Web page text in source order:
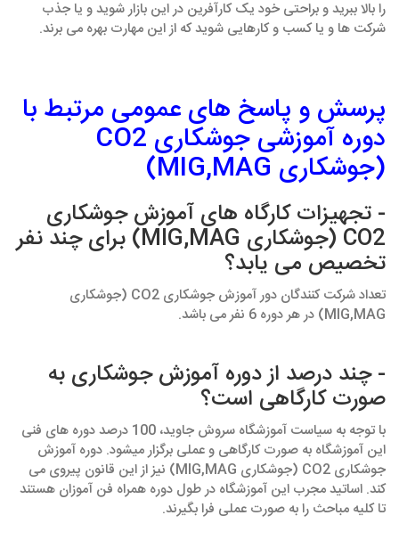
را بالا ببرید و براحتی خود یک کارآفرین در این بازار شوید و یا جذب
شرکت ها و یا کسب و کارهایی شوید که از این مهارت بهره می برند.
پرسش و پاسخ های عمومی مرتبط با
دوره آموزشی جوشکاری CO2
(جوشکاری MIG,MAG)
- تجهیزات کارگاه های آموزش جوشکاری
CO2 (جوشکاری MIG,MAG) برای چند نفر
تخصیص می یابد؟
تعداد شرکت کنندگان دور آموزش جوشکاری CO2 (جوشکاری
MIG,MAG) در هر دوره 6 نفر می باشد.
- چند درصد از دوره آموزش جوشکاری به
صورت کارگاهی است؟
با توجه به سیاست آموزشگاه سروش جاوید، 100 درصد دوره های فنی
این آموزشگاه به صورت کارگاهی و عملی برگزار میشود. دوره آموزش
جوشکاری CO2 (جوشکاری MIG,MAG) نیز از این قانون پیروی می
کند. اساتید مجرب این آموزشگاه در طول دوره همراه فن آموزان هستند
تا کلیه مباحث را به صورت عملی فرا بگیرند.